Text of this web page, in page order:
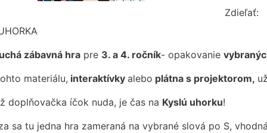
Zdieľať:
zábavná hra pre 3. a 4. ročník- opakovanie
materiálu, interaktívky alebo plátna s projektorom,
doplňovačka íčok nuda, je čas na Kyslú uhorku!
sa tu jedna hra zameraná na vybrané slová po S,